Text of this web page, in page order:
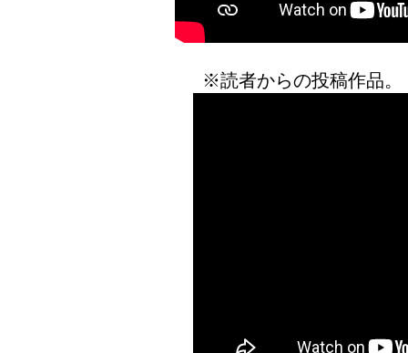
※読者からの投稿作品